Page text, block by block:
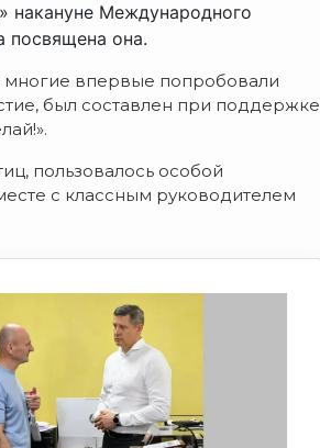
накануне Международного
посвящена она.
многие впервые попробовали
был составлен при поддержке
пользовалось особой
с классным руководителем